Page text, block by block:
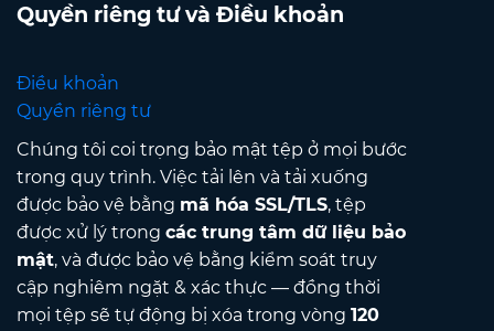
Quyền riêng tư và Điều khoản
Điều khoản
Quyền riêng tư
Chúng tôi coi trọng bảo mật tệp ở mọi bước
trong quy trình. Việc tải lên và tải xuống
được bảo vệ bằng mã hóa SSL/TLS, tệp
được xử lý trong các trung tâm dữ liệu bảo
mật, và được bảo vệ bằng kiểm soát truy
cập nghiêm ngặt & xác thực — đồng thời
mọi tệp sẽ tự động bị xóa trong vòng 120